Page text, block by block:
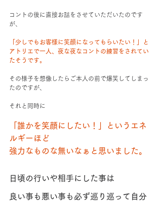
コントの後に直接お話をさせていただいたのです
が、
「少しでもお客様に笑顔になってもらいたい！」と
アトリエで一人、夜な夜なコントの練習をされてい
たそうです。
その様子を想像したらご本人の前で爆笑してしまっ
たのですが、
それと同時に
「誰かを笑顔にしたい！」というエネ
ルギーほど
強力なものな無いなぁと思いました。
日頃の行いや相手にした事は
良い事も悪い事も必ず巡り巡って自分